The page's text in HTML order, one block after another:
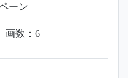
ーン
画数： 6